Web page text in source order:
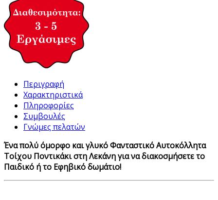
Περιγραφή
Χαρακτηριστικά
Πληροφορίες
Συμβουλές
Γνώμες πελατών
Ένα πολύ όμορφο και γλυκό Φανταστικό Αυτοκόλλητα
Τοίχου Ποντικάκι στη Λεκάνη για να διακοσμήσετε το
Παιδικό ή το Εφηβικό δωμάτιο!